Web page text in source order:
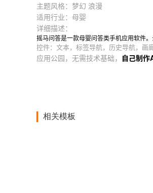
主题风格：梦幻 浪漫
适用行业：母婴
详细描述：
摇马问答是一款母婴问答类手机应用软件
控件：文本，标签导航，历史导航，画
应用公园，无需技术基础， 自己制作
相关模板